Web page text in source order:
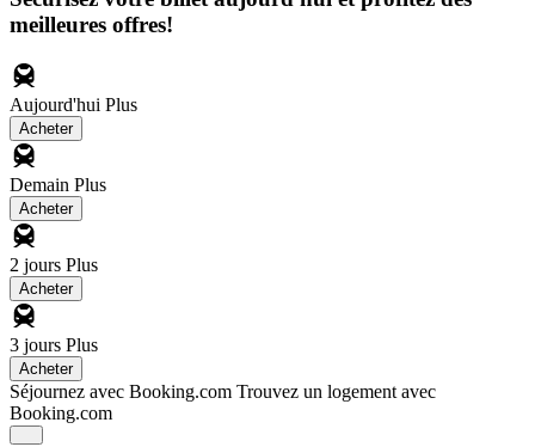
meilleures offres!
Aujourd'hui Plus
Acheter
Demain Plus
Acheter
2 jours Plus
Acheter
3 jours Plus
Acheter
Séjournez avec Booking.com Trouvez un logement avec
Booking.com